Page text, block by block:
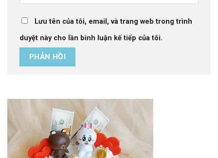
Lưu tên của tôi, email, và trang web trong trình
duyệt này cho lần bình luận kế tiếp của tôi.